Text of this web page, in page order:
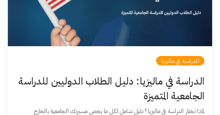
الدراسة في ماليزيا
الدراسة في ماليزيا: دليل الطلاب الدوليين للدراسة
الجامعية المتميزة
لماذا تختار الدراسة في ماليزيا؟ دليل شامل لكل ما يخص مسيرتك الجامعية بالخارج